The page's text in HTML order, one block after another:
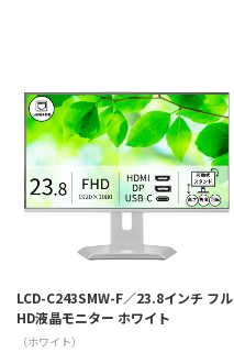
LCD-C243SMW-F／23.8インチ フル
HD液晶モニター ホワイト
（ホワイト）